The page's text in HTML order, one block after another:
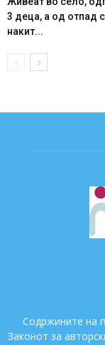
3 деца, а од отпад
накит...
Содржините на
Законот за